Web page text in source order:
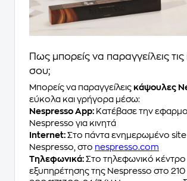
Πως μπορείς να παραγγείλεις
σου;
Μπορείς να παραγγείλεις κάψουλες
εύκολα και γρήγορα μέσω:
Nespresso App: Κατέβασε την
Nespresso για κινητά
Internet: Στο πάντα ενημερωμένο site
Nespresso, στο nespresso.com
Τηλεφωνικά: Στο τηλεφωνικό κέντρο
εξυπηρέτησης της Nespresso στο 210